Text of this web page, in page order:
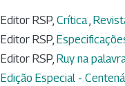
Editor RSP, Crítica,
Editor RSP,
Editor RSP, Ruy na
Edição Especial -